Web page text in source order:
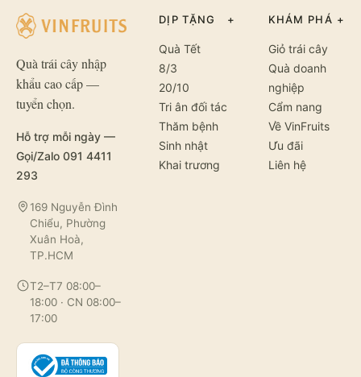
Quà trái cây nhập
khẩu cao cấp —
tuyển chọn.
Hỗ trợ mỗi ngày —
Gọi/Zalo 091 4411
293
169 Nguyễn Đình
Chiểu, Phường
Xuân Hoà,
TP.HCM
T2–T7 08:00–
18:00 · CN 08:00–
17:00
DỊP TẶNG +
Quà Tết
8/3
20/10
Tri ân đối tác
Thăm bệnh
Sinh nhật
Khai trương
KHÁM PHÁ +
Giỏ trái cây
Quà doanh
nghiệp
Cẩm nang
Về VinFruits
Ưu đãi
Liên hệ